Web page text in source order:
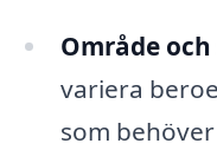
Område
variera
som